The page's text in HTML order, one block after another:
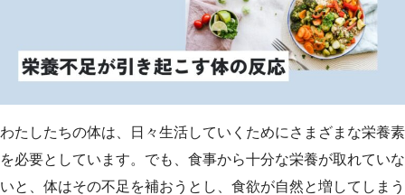
わたしたちの体は、日々生活していくためにさまざまな栄養素
を必要としています。でも、食事から十分な栄養が取れていな
いと、体はその不足を補おうとし、食欲が自然と増してしまう